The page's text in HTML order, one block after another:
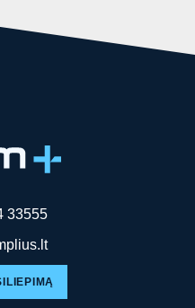
33555